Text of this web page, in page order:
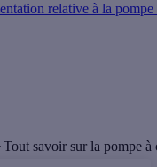
relative à la pompe
Tout savoir sur la pompe à